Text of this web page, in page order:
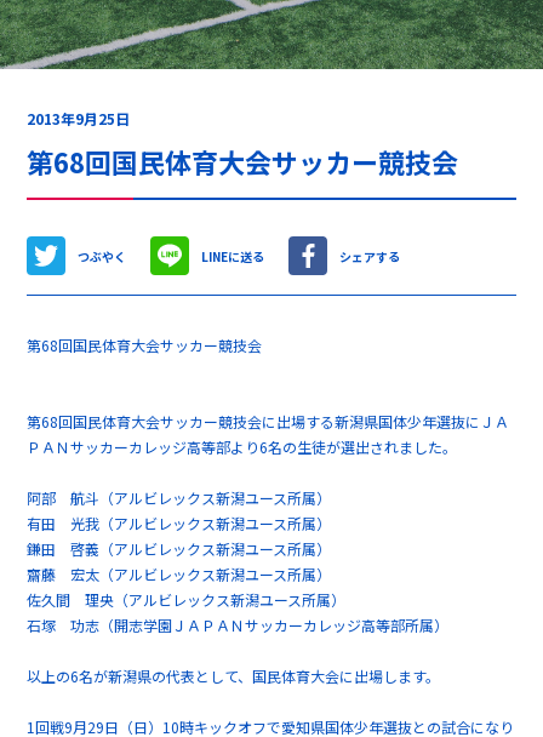
2013年9月25日
第68回国民体育大会サッカー競技会
つぶやく LINEに送る シェアする
第68回国民体育大会サッカー競技会
第68回国民体育大会サッカー競技会に出場する新潟県国体少年選抜にＪＡ
ＰＡＮサッカーカレッジ高等部より6名の生徒が選出されました。
阿部 航斗（アルビレックス新潟ユース所属）
有田 光我（アルビレックス新潟ユース所属）
鎌田 啓義（アルビレックス新潟ユース所属）
齋藤 宏太（アルビレックス新潟ユース所属）
佐久間 理央（アルビレックス新潟ユース所属）
石塚 功志（開志学園ＪＡＰＡＮサッカーカレッジ高等部所属）
以上の6名が新潟県の代表として、国民体育大会に出場します。
1回戦9月29日（日）10時キックオフで愛知県国体少年選抜との試合になり